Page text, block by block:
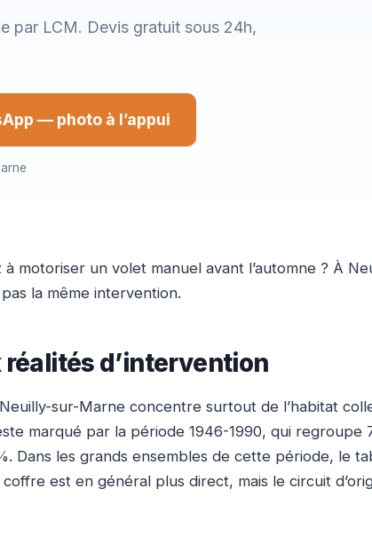
par LCM. Devis gratuit sous 24h,
— photo à l’appui
motoriser un volet manuel avant l’automne ? À
la même intervention.
d’intervention
sur-Marne concentre surtout de l’habitat
marqué par la période 1946-1990, qui
Dans les grands ensembles de cette période, le
est en général plus direct, mais le circuit